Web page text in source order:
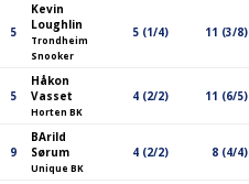
5
Kevin
Loughlin
Trondheim
Snooker
5 (1/4) 11 (3/8)
5
Håkon
Vasset
Horten BK
4 (2/2) 11 (6/5)
9
BArild
Sørum
Unique BK
4 (2/2) 8 (4/4)